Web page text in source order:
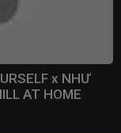
x NHƯ
AT HOME